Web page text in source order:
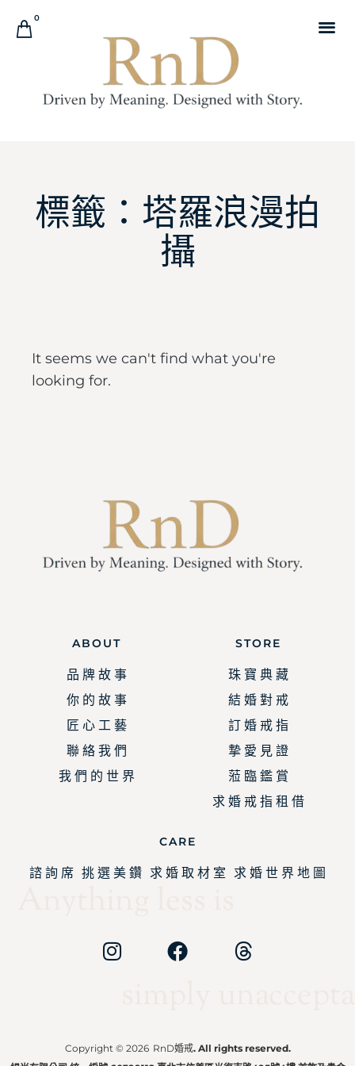
0
標籤：塔羅浪漫拍
攝
It seems we can't find what you're
looking for.
ABOUT
品 牌 故 事
你 的 故 事
匠 心 工 藝
聯 絡 我 們
我 們 的 世 界
STORE
珠 寶 典 藏
結 婚 對 戒
訂 婚 戒 指
摯 愛 見 證
蒞 臨 鑑 賞
求 婚 戒 指 租 借
CARE
諮 詢 席 挑 選 美 鑽 求 婚 取 材 室 求 婚 世 界 地 圖
Copyright © 2026 RnD婚戒. All rights reserved.